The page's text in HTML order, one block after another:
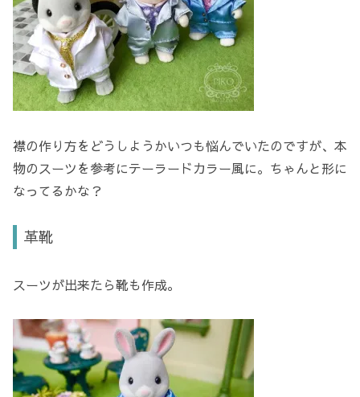
襟の作り方をどうしようかいつも悩んでいたのですが、本
物のスーツを参考にテーラードカラー風に。ちゃんと形に
なってるかな？
革靴
スーツが出来たら靴も作成。